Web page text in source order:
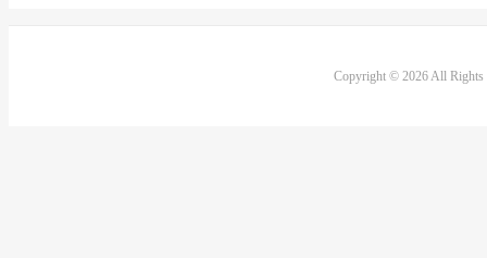
Copyright © 2026 All